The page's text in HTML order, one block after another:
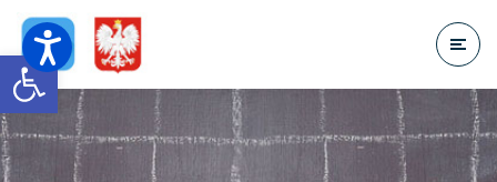
Open toolbar